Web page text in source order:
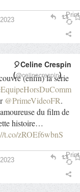
Print
(enfin) la série
@PrimeVideoFR.
du film de
histoire…
t.co/zROEf6wbnS
🎈Celine Crespin
(@celinecrespin)
Print